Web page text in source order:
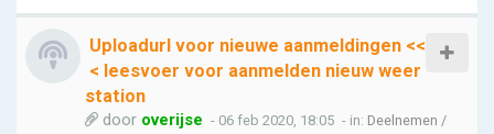
Uploadurl voor nieuwe aanmeldingen <<
< leesvoer voor aanmelden nieuw weer
station
door overijse - 06 feb 2020, 18:05 - in: Deelnemen /